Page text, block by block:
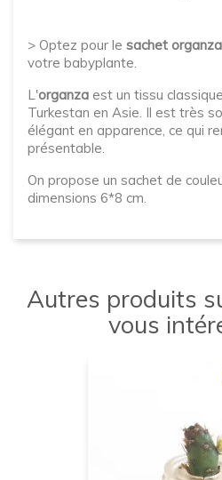
> Optez pour le sachet organza
votre babyplante.
L'organza est un tissu
Turkestan en Asie. Il est très
élégant en apparence, ce qui
présentable.
On propose un sachet de
dimensions 6*8 cm.
Autres produits
vous